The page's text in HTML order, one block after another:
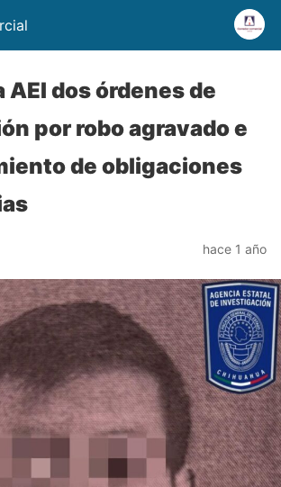
AEI dos órdenes de
por robo agravado e
de obligaciones
hace 1 año